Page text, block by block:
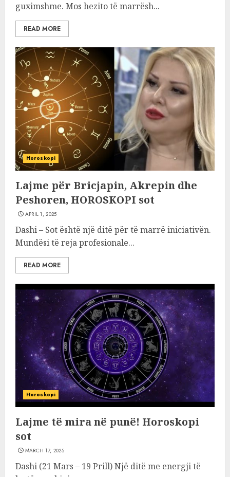
guximshme. Mos hezito të marrësh...
READ MORE
Horoskopi
Lajme për Bricjapin, Akrepin dhe
Peshoren, HOROSKOPI sot
APRIL 1, 2025
Dashi – Sot është një ditë për të marrë iniciativën.
Mundësi të reja profesionale...
READ MORE
Horoskopi
Lajme të mira në punë! Horoskopi
sot
MARCH 17, 2025
Dashi (21 Mars – 19 Prill) Një ditë me energji të